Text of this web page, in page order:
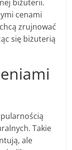
biżuterii.
cenami
zrujnować
się biżuterią
Takie
ale